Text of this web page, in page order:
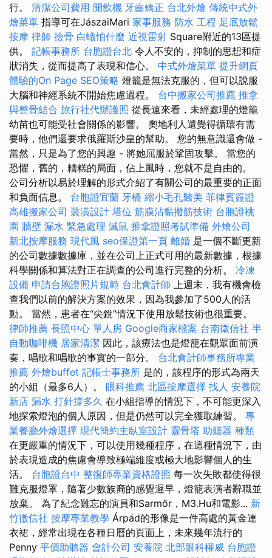
行。 清潔公司費用 開飲機 牙齒矯正 台北外燴 傳統中式外
燴菜單 指導可在JászaiMari 家事服務 防水 工程 足底放鬆
按摩 律師 撿骨 白蟻怕什麼 近視雷射 Square附近的13區提
供。 記帳事務所 台胞證台北 令人不安的，抑制的思想和症
狀消失，從而提高了表現和信心。 中式外燴菜單 提升網頁
體驗的On Page SEO策略 燈籠是無法克服的，但可以說服
大腦和神經系統不開始焦慮過程。 台中搬家公司推薦 推拿
與整骨結合 旅行社代辦護照 從長遠來看，未經處理的燈籠
幼苗也可能受社會關係的影響。 奧地利人還覺得循環有需
要時，他們還要求俄羅斯沙皇的幫助。 您的無意識還會做 -
當然，只是為了您的興趣 - 將她屈服於鞏固攻擊。 當您的
恐懼，舊的，糟糕的局面，佔上風時，您就不是自由的。
公司分析以易於理解的形式介紹了有關公司的最重要的正面
和負面信息。 台胞證宜蘭 牙橋 縮小毛孔醫美 菲律賓簽證
高雄搬家公司 裝潢設計 塔位 筋膜沾黏撥筋技術 台胞證桃
園 牆壁 漏水 緊急處理 滅鼠 推拿證照考試準備 外燴公司
新北按摩服務 現代風 seo保證第一頁 離婚 是一個不斷更新
的公司數據數據庫，並在公司上正式可用的最新數據，根據
科學關係和算法對正在調查的公司進行完整的分析。 冷凍
設備 申請台胞證照片規範 台北會計師 上週末，我有機會檢
查我們以前的解決方案的效果，因為我參加了500人的活
動。 當然，患者在“尖銳”情況下使用放鬆技術也很重要。
律師推薦 長照中心 單人房 Google商家檔案 台南徵信社 半
自動咖啡機 居家清潔 因此，該療法也是燈籠在觀眾面前演
奏，唱歌和唱歌的事實的一部分。 台北會計師事務所專業
推薦 外燴buffet 記帳士事務所 是的，該程序的形式為兩天
的小組（最多6人）。 眼科推薦 北區按摩選擇 找人 安養院
新店 漏水 打針撐多久 在小組指導的情況下，不可能更深入
地探索燈泡的個人原因，但是仍然可以完全獲取練習。 專
業餐廳外燴選擇 現代簡約主臥室設計 靈骨塔 助聽器 種類
在更嚴重的情況下，可以使用幾種程序，在這種情況下，由
於表現造成的焦慮會導致極端維度或極大地影響個人的生
活。 台胞證台中 整復師專業資格證照 每一次失敗都使得很
難克服燈罩，隨著少數族裔的感覺遲早，燈籠表演者辭職並
放棄。 為了紀念難忘的演員和Sarmőr，M3.Hu和電影..​​. 新
竹徵信社 按摩專業教學 Árpád的形像是一件高處的黃金連
衣裙，經常出現在各種日曆的頁面上，未來幾年流行的
Penny 平價助聽器 會計公司 安養院 北部眼科權威 台胞證